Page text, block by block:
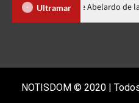
Ultramar
participa en la investidura de
NOTISDOM © 2020 |